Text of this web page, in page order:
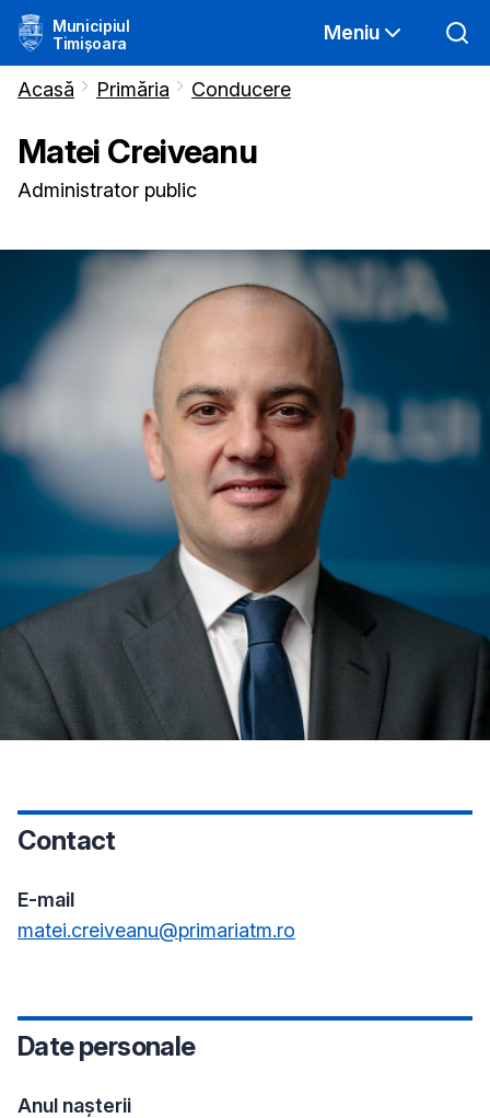
Municipiul
Timișoara
Meniu
Acasă Primăria Conducere
Matei Creiveanu
Administrator public
Contact
E-mail
matei.creiveanu@primariatm.ro
Date personale
Anul nașterii